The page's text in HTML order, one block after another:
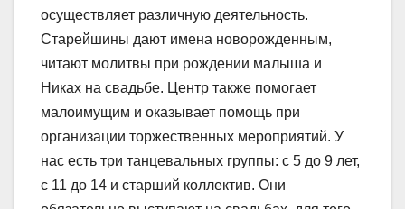
осуществляет различную деятельность.
Старейшины дают имена новорожденным,
читают молитвы при рождении малыша и
Никах на свадьбе. Центр также помогает
малоимущим и оказывает помощь при
организации торжественных мероприятий. У
нас есть три танцевальных группы: с 5 до 9 лет,
с 11 до 14 и старший коллектив. Они